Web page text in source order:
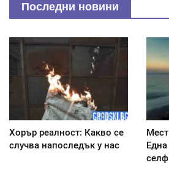
Последни новини
Хорър реалност: Какво се
случва напоследък у нас